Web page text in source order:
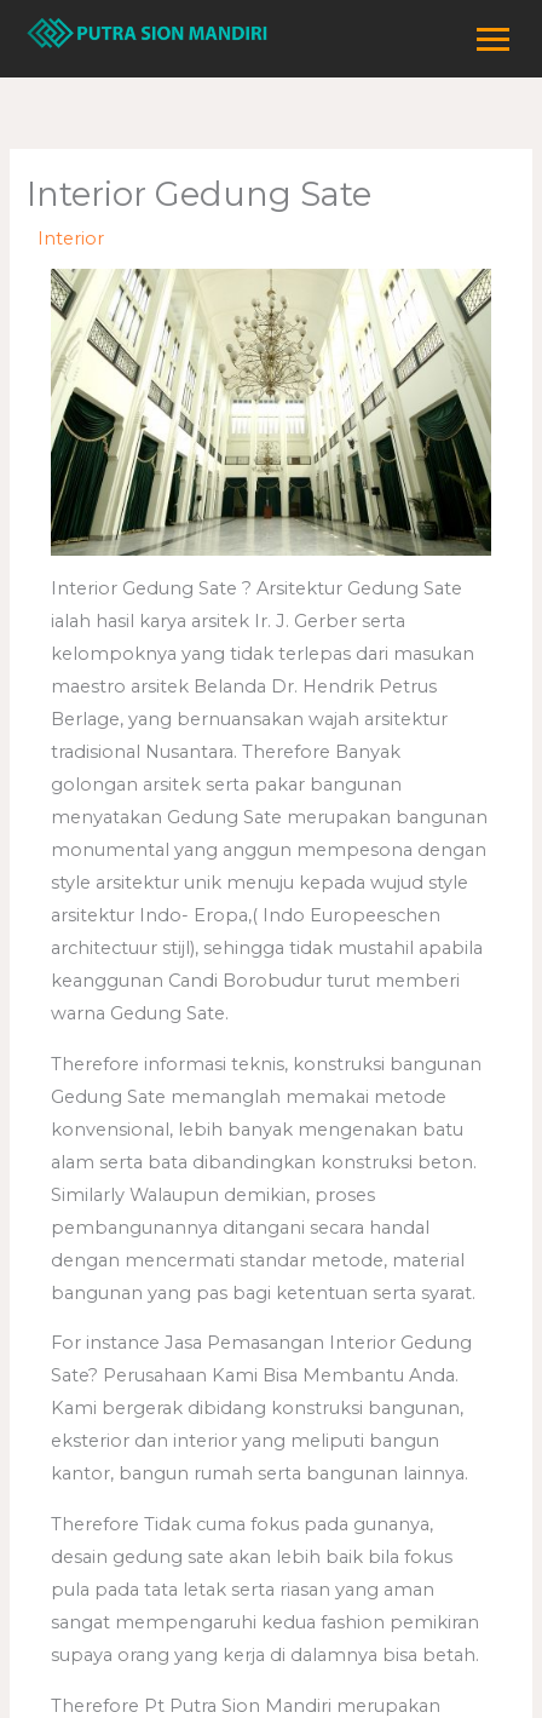
Lewati
konten
Interior Gedung Sate
Interior
Interior Gedung Sate ? Arsitektur Gedung Sate
ialah hasil karya arsitek Ir. J. Gerber serta
kelompoknya yang tidak terlepas dari masukan
maestro arsitek Belanda Dr. Hendrik Petrus
Berlage, yang bernuansakan wajah arsitektur
tradisional Nusantara. Therefore Banyak
golongan arsitek serta pakar bangunan
menyatakan Gedung Sate merupakan bangunan
monumental yang anggun mempesona dengan
style arsitektur unik menuju kepada wujud style
arsitektur Indo- Eropa,( Indo Europeeschen
architectuur stijl), sehingga tidak mustahil apabila
keanggunan Candi Borobudur turut memberi
warna Gedung Sate.
Therefore informasi teknis, konstruksi bangunan
Gedung Sate memanglah memakai metode
konvensional, lebih banyak mengenakan batu
alam serta bata dibandingkan konstruksi beton.
Similarly Walaupun demikian, proses
pembangunannya ditangani secara handal
dengan mencermati standar metode, material
bangunan yang pas bagi ketentuan serta syarat.
For instance Jasa Pemasangan Interior Gedung
Sate? Perusahaan Kami Bisa Membantu Anda.
Kami bergerak dibidang konstruksi bangunan,
eksterior dan interior yang meliputi bangun
kantor, bangun rumah serta bangunan lainnya.
Therefore Tidak cuma fokus pada gunanya,
desain gedung sate akan lebih baik bila fokus
pula pada tata letak serta riasan yang aman
sangat mempengaruhi kedua fashion pemikiran
supaya orang yang kerja di dalamnya bisa betah.
Therefore Pt Putra Sion Mandiri merupakan